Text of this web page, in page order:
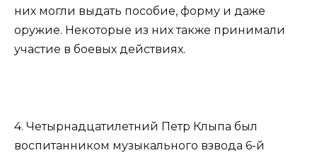
них могли выдать пособие, форму и даже
оружие. Некоторые из них также принимали
участие в боевых действиях.
4. Четырнадцатилетний Петр Клыпа был
воспитанником музыкального взвода 6-й